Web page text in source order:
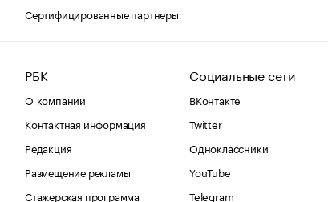
Сертифицированные партнеры
РБК
О компании
Контактная информация
Редакция
Размещение рекламы
Стажерская программа
Социальные сети
ВКонтакте
Twitter
Одноклассники
YouTube
Telegram